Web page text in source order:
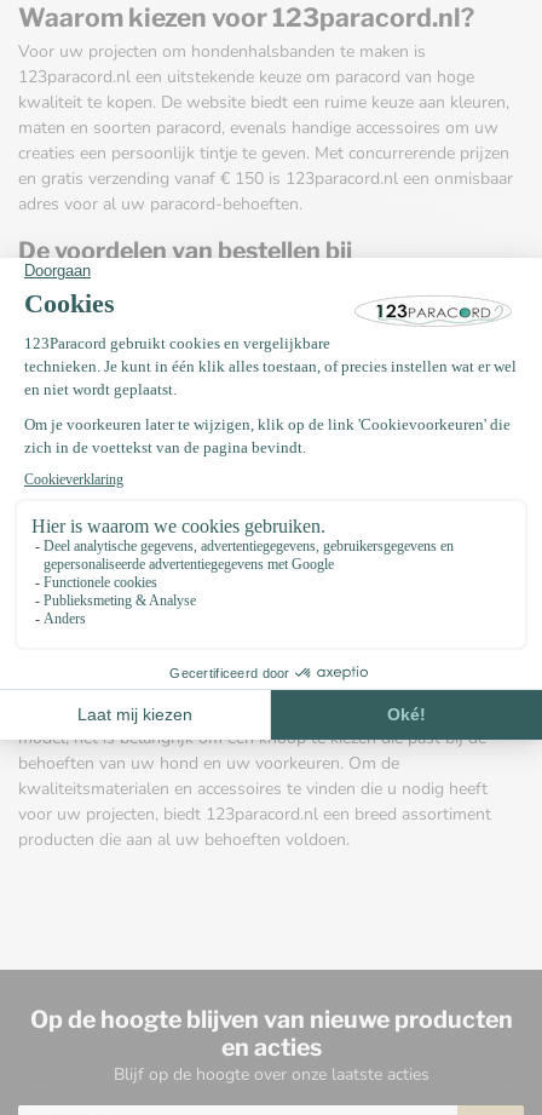
Waarom kiezen voor 123paracord.nl?
Voor uw projecten om hondenhalsbanden te maken is
123paracord.nl een uitstekende keuze om paracord van hoge
kwaliteit te kopen. De website biedt een ruime keuze aan kleuren,
maten en soorten paracord, evenals handige accessoires om uw
creaties een persoonlijk tintje te geven. Met concurrerende prijzen
en gratis verzending vanaf € 150 is 123paracord.nl een onmisbaar
adres voor al uw paracord-behoeften.
De voordelen van bestellen bij
123paracord.nl:
Bespaar en ontvang kortingen met uw account
98% van onze klanten beveelt ons aan
100% de voordeligste prijzen
Gratis verzending vanaf € 150
123paracord.nl is de ideale plek om het paracord en de accessoires
te vinden die nodig zijn voor het maken van stevige en stijlvolle
hondenhalsbanden. Met een ruime keuze aan producten en een
uitstekende klantenservice kunt u gepersonaliseerde halsbanden
voor uw hond maken en tegelijkertijd profiteren van een
kwaliteitsvolle service.
Het kiezen van de juiste paracordknoop is essentieel voor het
maken van een hondenhalsband die zowel stevig als mooi is. Of u
nu kiest voor de Cobra-knoop, de Fishtail-knoop of een ander
model, het is belangrijk om een knoop te kiezen die past bij de
behoeften van uw hond en uw voorkeuren. Om de
kwaliteitsmaterialen en accessoires te vinden die u nodig heeft
voor uw projecten, biedt 123paracord.nl een breed assortiment
producten die aan al uw behoeften voldoen.
Op de hoogte blijven van nieuwe producten
en acties
Blijf op de hoogte over onze laatste acties